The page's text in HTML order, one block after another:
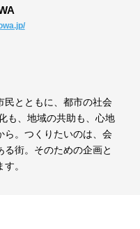
民とともに、都市の社会
も、地域の共助も、心地
ら。つくりたいのは、会
街。そのための企画と
。